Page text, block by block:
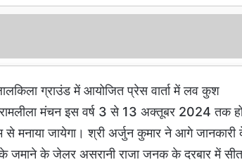
ग्राउंड में आयोजित प्रेस वार्ता में लव कुश
रामलीला मंचन इस वर्ष 3 से 13 अक्तूबर 2024 तक
मनाया जायेगा। श्री अर्जुन कुमार ने आगे जानकारी
जमाने के जेलर असरानी राजा जनक के दरबार में